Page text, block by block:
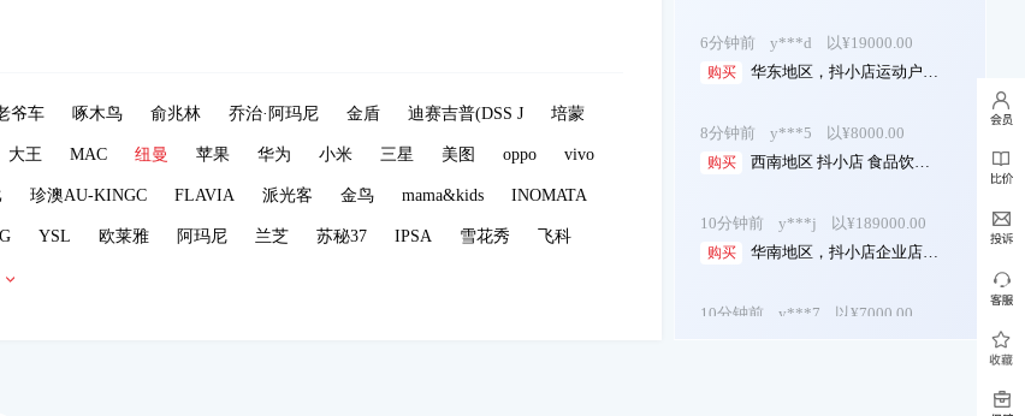
爷车 啄木鸟 俞兆林 乔治·阿玛尼 金盾 迪赛吉普(DSS J 培蒙
大王 MAC 纽曼 苹果 华为 小米 三星 美图 oppo vivo
珍澳AU-KINGC FLAVIA 派光客 金鸟 mama&kids INOMATA
YSL 欧莱雅 阿玛尼 兰芝 苏秘37 IPSA 雪花秀 飞科
购买 华东地区，抖小店运动户外-电动配件类目专...
购买 西南地区 抖小店 食品饮料 个体店 25年...
购买 华南地区，抖小店企业店，主营本地生活，25...
购买 华东地区，宠物活体，抖小店，带公司过户，...